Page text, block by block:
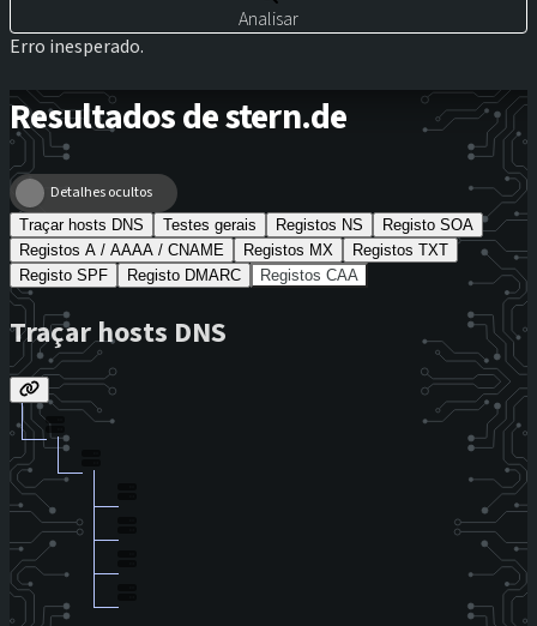
Analisar
Erro inesperado.
Resultados de stern.de
Detalhes ocultos
Traçar hosts DNS Testes gerais Registos NS
Registo SOA
Registos A / AAAA / CNAME
Registos MX
Registos TXT
Registo SPF
Registo DMARC Registos CAA
Traçar hosts DNS